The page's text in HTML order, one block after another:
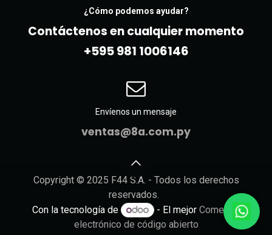
¿Cómo podemos ayudar?
Contáctenos en cualquier momento
+595 981 10061​46
Envíenos un mensaje
ventas@8a.com.py
Copyright © 2025 F44 S.A. - Todos los derechos
reservados.
Con la tecnología de
- El mejor Comercio
electrónico de código abierto